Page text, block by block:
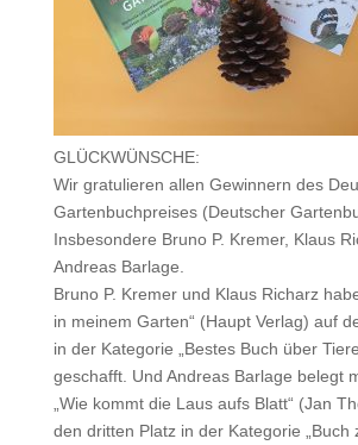
GLÜCKWÜNSCHE:
Wir gratulieren allen Gewinnern des
Gartenbuchpreises (Deutscher
Insbesondere Bruno P. Kremer, Klaus
Andreas Barlage.
Bruno P. Kremer und Klaus Richarz
in meinem Garten“ (Haupt Verlag) auf
in der Kategorie „Bestes Buch über
geschafft. Und Andreas Barlage belegt
„Wie kommt die Laus aufs Blatt“ (Jan
den dritten Platz in der Kategorie „Buch